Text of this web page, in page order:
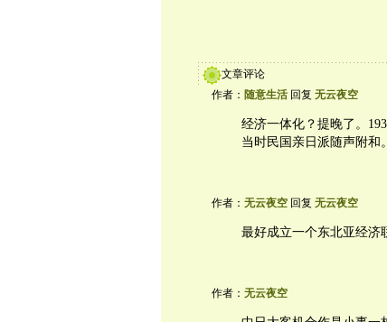
文章评论
作者： 随意生活回复 无云夜空
经济一体化？提晚了。
当时民国亲日派随声附和
作者： 无云夜空回复 无云夜空
最好成立一个东北亚经济
作者： 无云夜空